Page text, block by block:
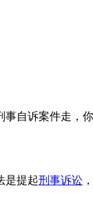
自诉案件走，
是提起刑事诉讼